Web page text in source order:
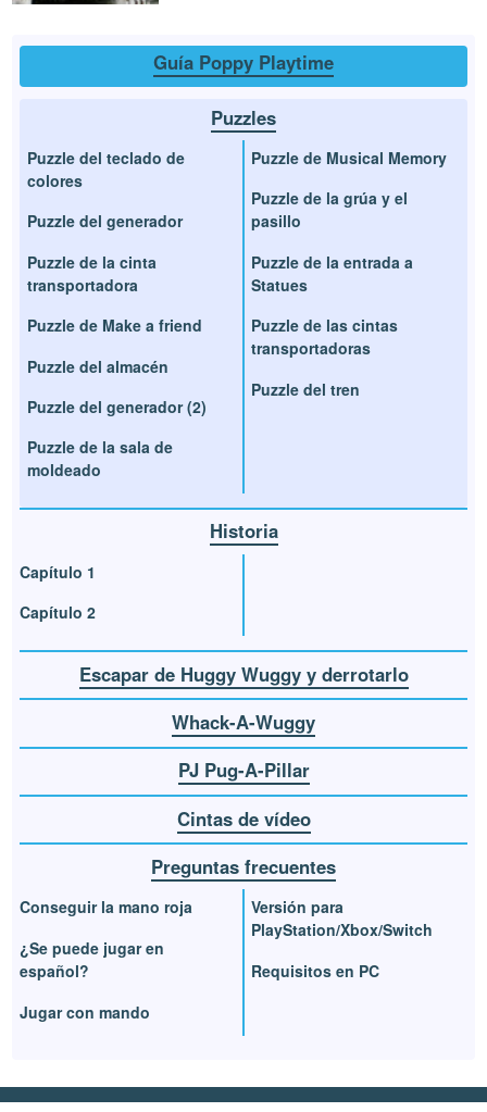
Guía Poppy Playtime
Puzzles
Puzzle del teclado de
colores
Puzzle del generador
Puzzle de la cinta
transportadora
Puzzle de Make a friend
Puzzle del almacén
Puzzle del generador (2)
Puzzle de la sala de
moldeado
Puzzle de Musical Memory
Puzzle de la grúa y el
pasillo
Puzzle de la entrada a
Statues
Puzzle de las cintas
transportadoras
Puzzle del tren
Historia
Capítulo 1
Capítulo 2
Escapar de Huggy Wuggy y derrotarlo
Whack-A-Wuggy
PJ Pug-A-Pillar
Cintas de vídeo
Preguntas frecuentes
Conseguir la mano roja
¿Se puede jugar en
español?
Jugar con mando
Versión para
PlayStation/Xbox/Switch
Requisitos en PC